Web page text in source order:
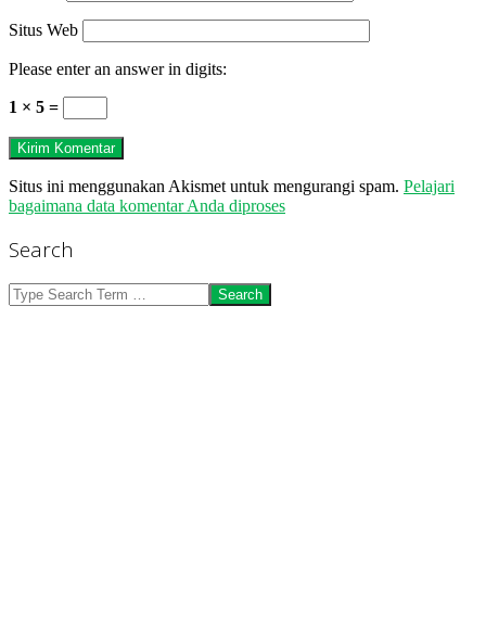
Situs Web
Please enter an answer in digits:
1 × 5 =
Situs ini menggunakan Akismet untuk mengurangi spam. Pelajari
bagaimana data komentar Anda diproses
Search
Search